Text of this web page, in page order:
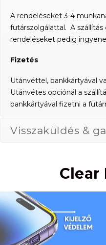
A rendeléseket 3-4
futárszolgálattal. A szállítás
rendeléseket pedig
Fizetés
Utánvéttel, bankkártyával
Utánvétes opciónál a
bankkártyával fizetni a
Visszaküldés &